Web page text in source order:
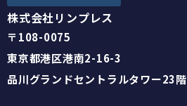
株式会社リンプレス
〒108-0075
東京都港区港南2-16-3
品川グランドセントラルタワー23階